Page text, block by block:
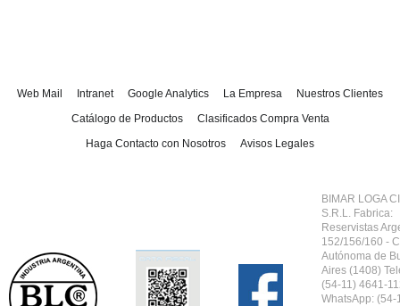
Web Mail Intranet Google Analytics La Empresa
Nuestros Clientes
Catálogo de Productos
Clasificados Compra Venta
Haga Contacto con Nosotros
Avisos Legales
BIMAR LOGA
S.R.L. Fabrica:
Reservistas
152/156/160 -
Autónoma de
Aires (1408)
(54-11) 4641-
WhatsApp: (54-